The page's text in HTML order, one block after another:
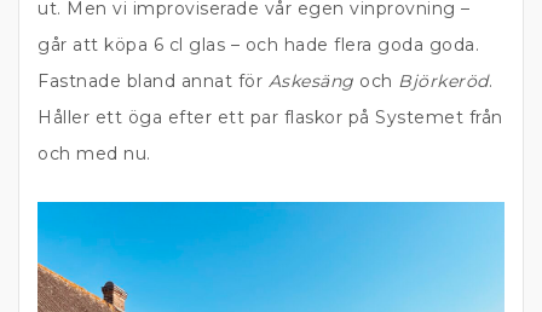
ut. Men vi improviserade vår egen vinprovning –
går att köpa 6 cl glas – och hade flera goda goda.
Fastnade bland annat för Askesäng och Björkeröd.
Håller ett öga efter ett par flaskor på Systemet från
och med nu.